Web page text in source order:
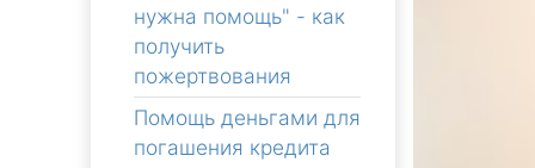
нужна помощь" - как
получить
пожертвования
Помощь деньгами для
погашения кредита